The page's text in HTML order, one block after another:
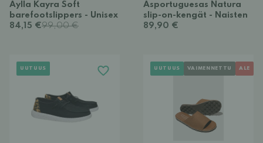
Aylla Kayra Soft
barefootslippers - Unisex
84,15 €99,00 €
Asportuguesas Natura
slip-on-kengät - Naisten
89,90 €
UUTUUS UUTUUS VAIMENNETTU ALE